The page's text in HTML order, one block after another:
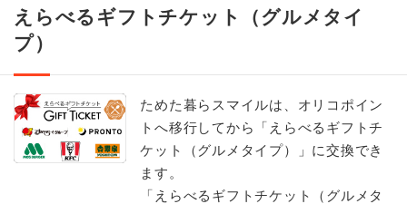
えらべるギフトチケット（グルメタイ
プ）
ためた暮らスマイルは、オリコポイン
トへ移行してから「えらべるギフトチ
ケット（グルメタイプ）」に交換でき
ます。
「えらべるギフトチケット（グルメタ